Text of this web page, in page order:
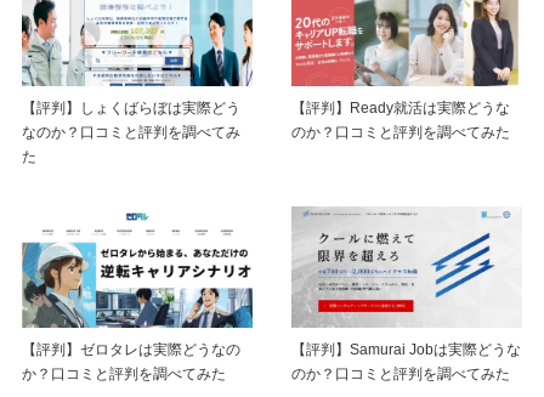
【評判】しょくばらぼは実際どう
なのか？口コミと評判を調べてみ
た
【評判】Ready就活は実際どうな
のか？口コミと評判を調べてみた
【評判】ゼロタレは実際どうなの
か？口コミと評判を調べてみた
【評判】Samurai Jobは実際どうな
のか？口コミと評判を調べてみた